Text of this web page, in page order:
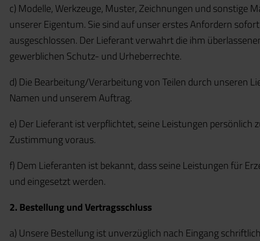
c) Modelle, Werkzeuge, Muster, Zeichnungen und sonstige
unserer Eigentum. Sie sind auf unser erstes Anfordern
ausgeschlossen. Der Lieferant verwahrt die ihm
gewerblichen Schutz- und Urheberrechte.
d) Die Bearbeitung/Verarbeitung von Teilen durch unseren
Namen und unserem Auftrag.
e) Der Lieferant ist verpflichtet, seine Leistungen
Zustimmung voraus.
f) Dem Lieferanten ist bekannt, dass seine Leistungen für
und eingesetzt werden.
2. Bestellung und Vertragsschluss
a) Unsere Bestellung ist unverzüglich nach Eingang